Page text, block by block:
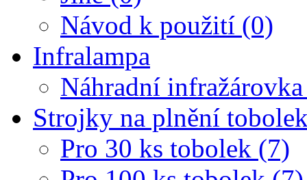
Návod k použití (0)
Infralampa
Náhradní
Strojky na plnění
Pro 30 ks tobolek (7)